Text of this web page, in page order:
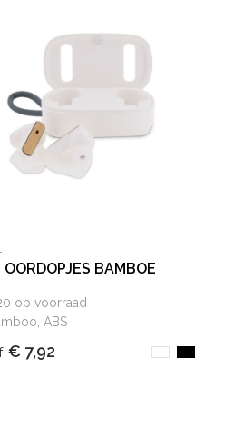
BAMBOE
op voorraad
ABS
€ 7,92